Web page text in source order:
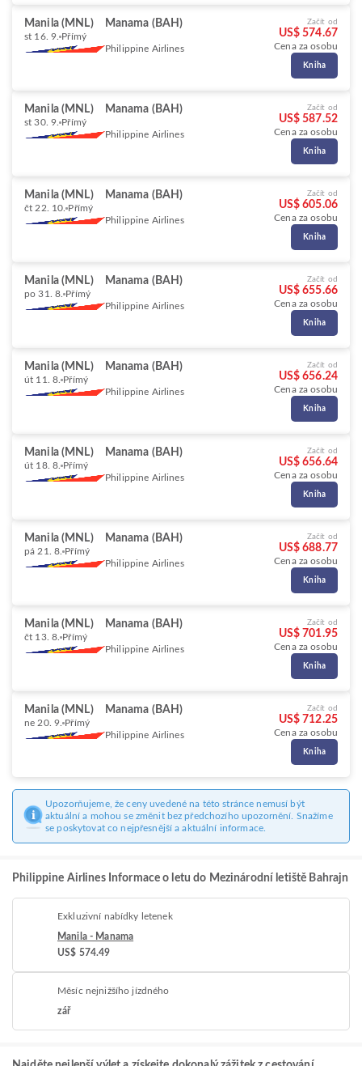
Manila (MNL) Manama (BAH)
st 16. 9. Přímý
Philippine Airlines
Začít od
US$ 574.67
Cena za osobu
Kniha
Manila (MNL) Manama (BAH)
st 30. 9. Přímý
Philippine Airlines
Začít od
US$ 587.52
Cena za osobu
Kniha
Manila (MNL) Manama (BAH)
čt 22. 10. Přímý
Philippine Airlines
Začít od
US$ 605.06
Cena za osobu
Kniha
Manila (MNL) Manama (BAH)
po 31. 8. Přímý
Philippine Airlines
Začít od
US$ 655.66
Cena za osobu
Kniha
Manila (MNL) Manama (BAH)
út 11. 8. Přímý
Philippine Airlines
Začít od
US$ 656.24
Cena za osobu
Kniha
Manila (MNL) Manama (BAH)
út 18. 8. Přímý
Philippine Airlines
Začít od
US$ 656.64
Cena za osobu
Kniha
Manila (MNL) Manama (BAH)
pá 21. 8. Přímý
Philippine Airlines
Začít od
US$ 688.77
Cena za osobu
Kniha
Manila (MNL) Manama (BAH)
čt 13. 8. Přímý
Philippine Airlines
Začít od
US$ 701.95
Cena za osobu
Kniha
Manila (MNL) Manama (BAH)
ne 20. 9. Přímý
Philippine Airlines
Začít od
US$ 712.25
Cena za osobu
Kniha
Upozorňujeme, že ceny uvedené na této stránce nemusí být
aktuální a mohou se změnit bez předchozího upozornění. Snažíme
se poskytovat co nejpřesnější a aktuální informace.
Philippine Airlines Informace o letu do Mezinárodní letiště Bahrajn
Exkluzivní nabídky letenek
Manila - Manama
US$ 574.49
Měsíc nejnižšího jízdného
zář